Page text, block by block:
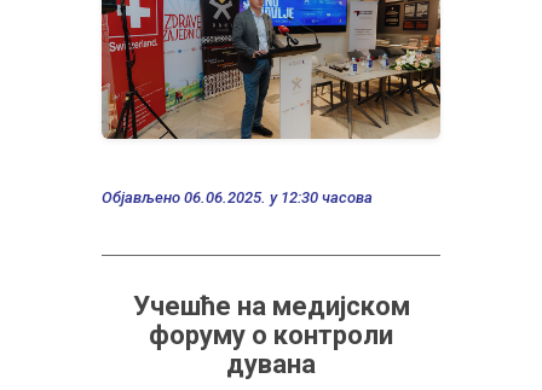
Објављено 06.06.2025. у 12:30 часова
Учешће на медијском
форуму о контроли
дувана